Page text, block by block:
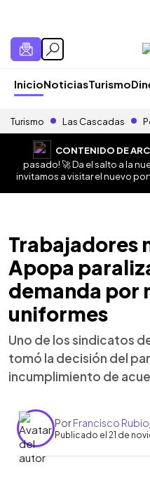
InicioNoticiasTurismo
Turismo Las Cascadas
CONTENIDO DE
pasado! 🚀 Da el salto a la
invitamos a visitar el nuevo
Trabajadores
Apopa
demanda por
uniformes
Uno de los sindicatos
tomó la decisión del
incumplimiento de
PorFrancisco
Publicado el 21 de